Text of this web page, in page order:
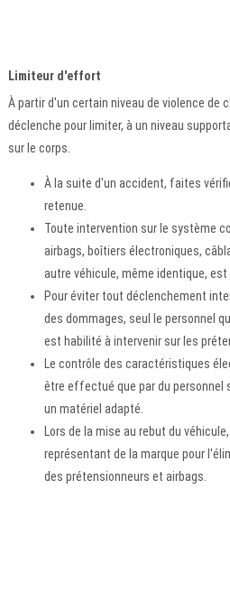
Limiteur d'effort
À partir d'un certain niveau de violence de
déclenche pour limiter, à un niveau
sur le corps.
À la suite d'un accident, faites
retenue.
Toute intervention sur le système
airbags, boîtiers électroniques,
autre véhicule, même identique,
Pour éviter tout déclenchement
des dommages, seul le personnel
est habilité à intervenir sur les
Le contrôle des caractéristiques
être effectué que par du
un matériel adapté.
Lors de la mise au rebut du
représentant de la marque pour
des prétensionneurs et airbags.